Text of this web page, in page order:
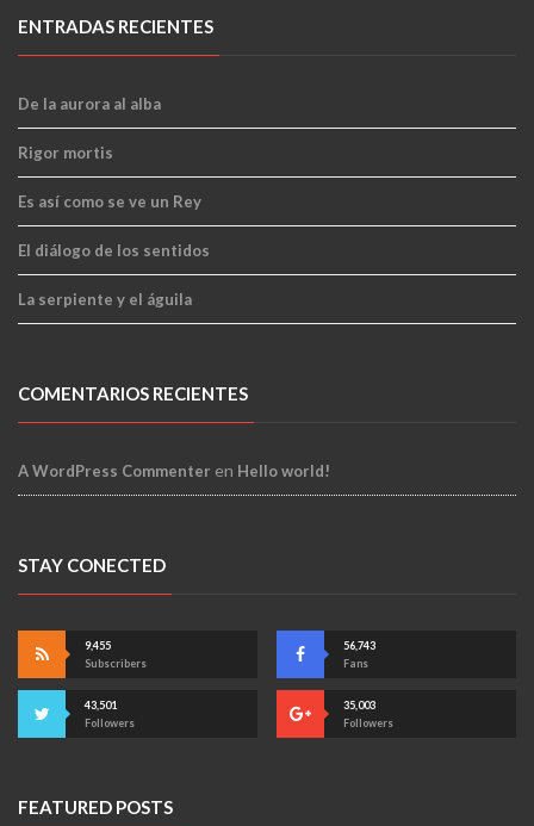
ENTRADAS RECIENTES
De la aurora al alba
Rigor mortis
Es así como se ve un Rey
El diálogo de los sentidos
La serpiente y el águila
COMENTARIOS RECIENTES
A WordPress Commenter en Hello world!
STAY CONECTED
9,455
Subscribers
56,743
Fans
43,501
Followers
35,003
Followers
FEATURED POSTS